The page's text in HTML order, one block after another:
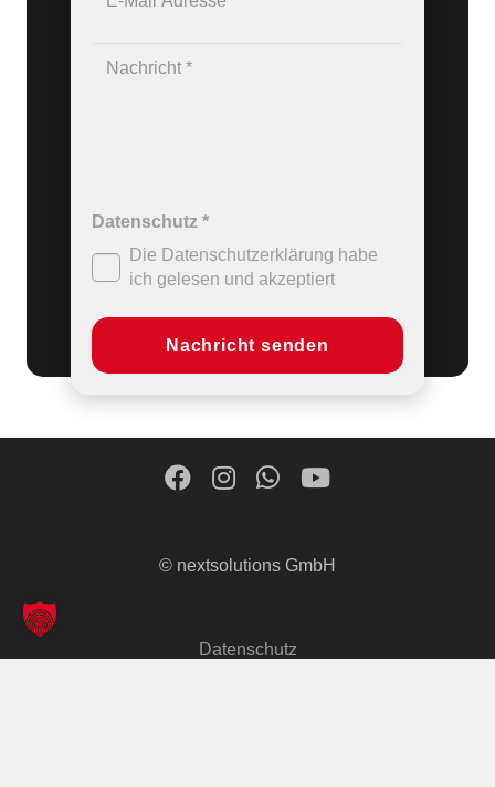
Datenschutz*
Die Datenschutzerklärung habe
ich gelesen und akzeptiert
Nachricht senden
© nextsolutions GmbH
Datenschutz